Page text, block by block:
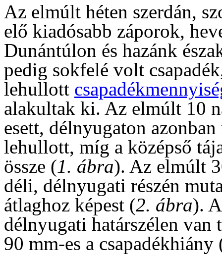
Az elmúlt héten szerdán,
elő kiadósabb záporok,
Dunántúlon és hazánk
pedig sokfelé volt
lehullott
alakultak ki. Az elmúlt 10
esett, délnyugaton
lehullott, míg a középső
össze (1. ábra). Az elmúlt
déli, délnyugati részén
átlaghoz képest (2. ábra).
délnyugati határszélen van
90 mm-es a csapadékhiány